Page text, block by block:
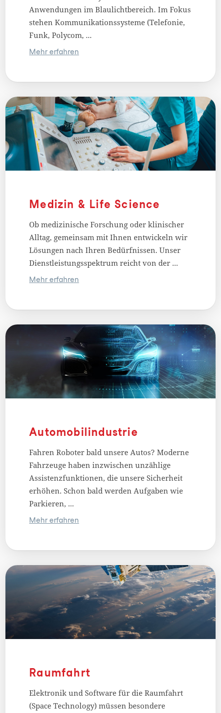
Anwendungen im Blaulichtbereich. Im Fokus
stehen Kommunikationssysteme (Telefonie,
Funk, Polycom, ...
Mehr erfahren
Medizin & Life Science
Ob medizinische Forschung oder klinischer
Alltag, gemeinsam mit Ihnen entwickeln wir
Lösungen nach Ihren Bedürfnissen. Unser
Dienstleistungsspektrum reicht von der ...
Mehr erfahren
Automobilindustrie
Fahren Roboter bald unsere Autos? Moderne
Fahrzeuge haben inzwischen unzählige
Assistenzfunktionen, die unsere Sicherheit
erhöhen. Schon bald werden Aufgaben wie
Parkieren, ...
Mehr erfahren
Raumfahrt
Elektronik und Software für die Raumfahrt
(Space Technology) müssen besondere